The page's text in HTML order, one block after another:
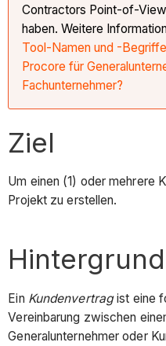
Contractors Point-of-
haben. Weitere
Tool-Namen und -
Procore für
Fachunternehmer?
Ziel
Um einen (1) oder mehrere
Projekt zu erstellen.
Hintergrund
Ein Kundenvertragist eine
Vereinbarung zwischen
Generalunternehmer oder